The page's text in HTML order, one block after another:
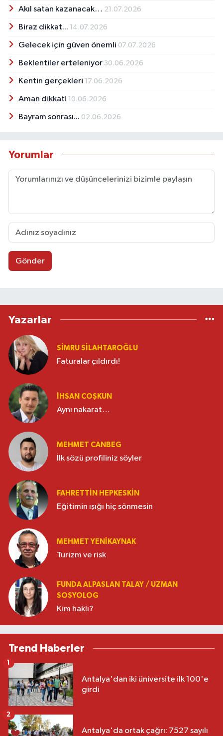
Akıl satan kazanacak… 21.07.2026
Biraz dikkat... 14.07.2026
Gelecek için güven önemli 07.07.2026
Beklentiler erteleniyor 30.06.2026
Kentin gerçekleri 17.06.2026
Aman dikkat! 10.06.2026
Bayram sonrası... 02.06.2026
Yorumlar
Gönder
Yazarlar
SIMRU SILAHTAROĞLU
Faturalar çıldırdı!
İHSAN COŞKUN
Aynı nakarat…
MEHMET CANBEG
İlk sözü profiliniz söyler
FAHRETTIN HEPKESKIN
Eğitimin ışığı hiç sönmesin
MEHMET YENIKAYNAK
Turizm ve risk
FUNDA ALPASLAN TALAY / UZMAN
SOSYOLOG
Kim haklı?
Trend Haberler
Antalya'dan iki üniversite ilk 100'e
girdi
1
Antalya'da ortak çağrı: 7527 sayılı
2